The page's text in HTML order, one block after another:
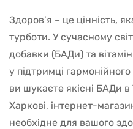
Здоров’я – це цінність,
турботи. У сучасному
добавки (БАДи) та
у підтримці
ви шукаєте якісні БАДи в
Харкові, інтернет-
необхідне для вашого